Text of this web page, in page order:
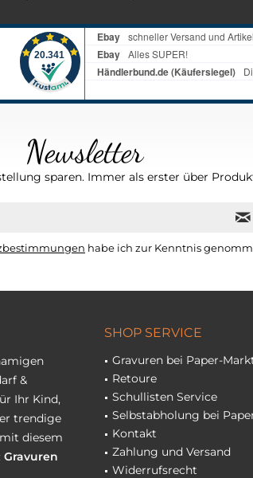
Newsletter
sparen. Immer als erster über
habe ich zur Kenntnis
&
Ihr Kind,
trendige
diesem
Gravuren
SHOP SERVICE
Gravuren bei Paper-
Retoure
Schullisten Service
Selbstabholung bei
Kontakt
Zahlung und Versand
Widerrufsrecht